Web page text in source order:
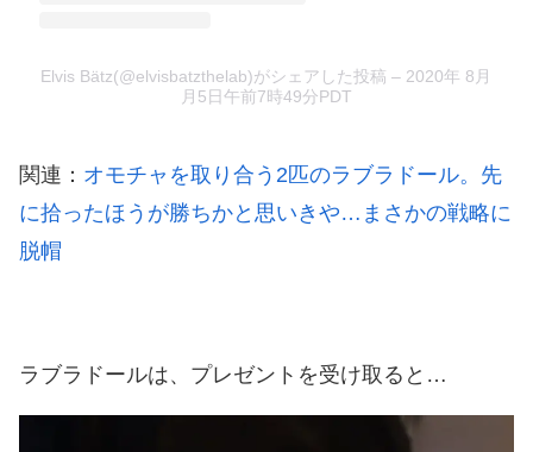
Elvis Bätz(@elvisbatzthelab)がシェアした投稿 – 2020年 8月
月5日午前7時49分PDT
関連： オモチャを取り合う2匹のラブラドール。先
に拾ったほうが勝ちかと思いきや…まさかの戦略に
脱帽
ラブラドールは、プレゼントを受け取ると…